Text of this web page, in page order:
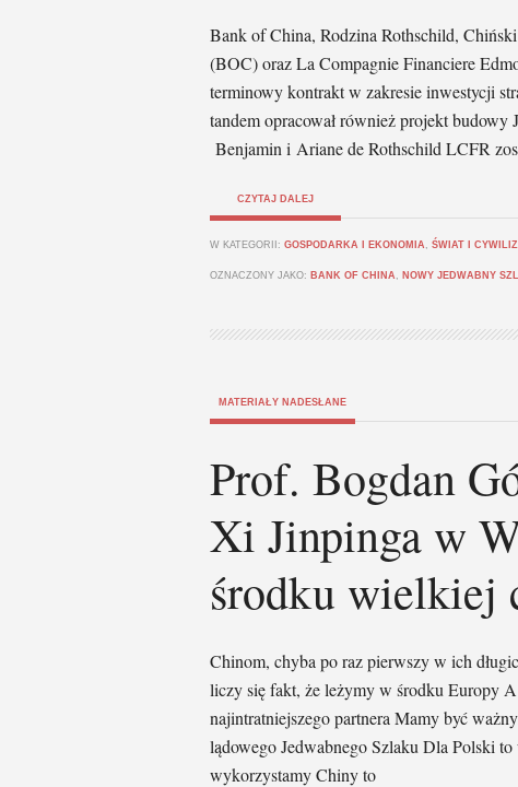
Bank of China, Rodzina Rothschild,
(BOC) oraz La Compagnie Financiere
terminowy kontrakt w zakresie inwestycji
tandem opracował również projekt
Benjamin i Ariane de Rothschild LCFR
CZYTAJ DALEJ
W KATEGORII: GOSPODARKA I EKONOMIA , ŚWIAT I
OZNACZONY JAKO: BANK OF CHINA , NOWY JEDWABNY
MATERIAŁY NADESŁANE
Prof. Bogdan
Xi Jinpinga w
środku wielkiej
Chinom, chyba po raz pierwszy w ich
liczy się fakt, że leżymy w środku Europy
najintratniejszego partnera Mamy być
lądowego Jedwabnego Szlaku Dla Polski
wykorzystamy Chiny to